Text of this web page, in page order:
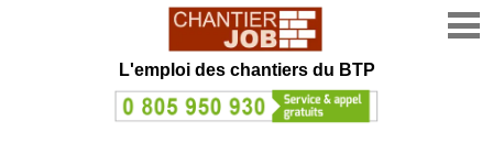
L'emploi des chantiers du BTP